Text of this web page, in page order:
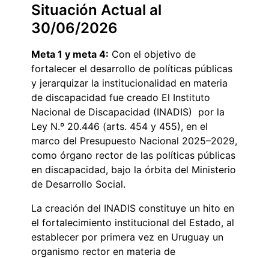
Situación Actual al
30/06/2026
Meta 1 y meta 4: Con el objetivo de
fortalecer el desarrollo de políticas públicas
y jerarquizar la institucionalidad en materia
de discapacidad fue creado El Instituto
Nacional de Discapacidad (INADIS) por la
Ley N.º 20.446 (arts. 454 y 455), en el
marco del Presupuesto Nacional 2025–2029,
como órgano rector de las políticas públicas
en discapacidad, bajo la órbita del Ministerio
de Desarrollo Social.
La creación del INADIS constituye un hito en
el fortalecimiento institucional del Estado, al
establecer por primera vez en Uruguay un
organismo rector en materia de